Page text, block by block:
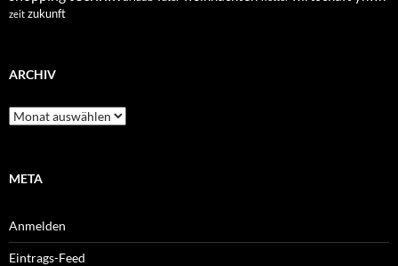
zeit zukunft
ARCHIV
Archiv
META
Anmelden
Eintrags-Feed